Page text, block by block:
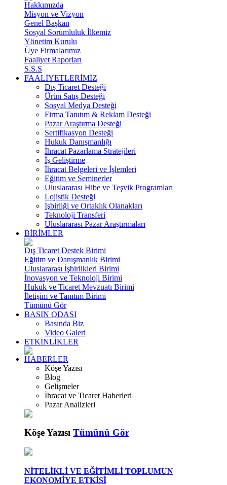
Hakkımızda
Misyon ve Vizyon
Genel Başkan
Sosyal Sorumluluk İlkemiz
Yönetim Kurulu
Üye Firmalarımız
Faaliyet Raporları
S.S.S
FAALİYETLERİMİZ
Dış Ticaret Desteği
Ürün Satış Desteği
Sosyal Medya Desteği
Firma Tanıtım & Reklam Desteği
Pazar Araştırma Desteği
Sertifikasyon Desteği
Hukuk Danışmanlığı
İhracat Pazarlama Stratejileri
İş Geliştirme
İhracat Belgeleri ve İşlemleri
Eğitim ve Seminerler
Uluslararası Hibe ve Teşvik Programları
Lojistik Desteği
İşbirliği ve Ortaklık Olanakları
Teknoloji Transferi
Uluslararası Pazar Araştırmaları
BİRİMLER
Dış Ticaret Destek Birimi
Eğitim ve Danışmanlık Birimi
Uluslararası İşbirlikleri Birimi
İnovasyon ve Teknoloji Birimi
Hukuk ve Ticaret Mevzuatı Birimi
İletişim ve Tanıtım Birimi
Tümünü Gör
BASIN ODASI
Basında Biz
Video Galeri
ETKİNLİKLER
HABERLER
Köşe Yazısı
Blog
Gelişmeler
İhracat ve Ticaret Haberleri
Pazar Analizleri
Köşe Yazısı Tümünü Gör
NİTELİKLİ VE EĞİTİMLİ TOPLUMUN
EKONOMİYE ETKİSİ